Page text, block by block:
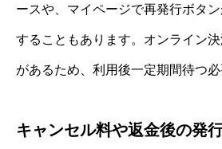
ースや、マイページで再発行ボタ
することもあります。オンライン
があるため、利用後一定期間待つ必
キャンセル料や返金後の発